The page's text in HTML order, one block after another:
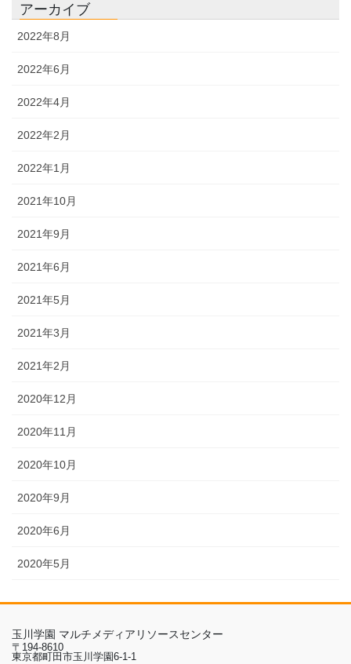
アーカイブ
2022年8月
2022年6月
2022年4月
2022年2月
2022年1月
2021年10月
2021年9月
2021年6月
2021年5月
2021年3月
2021年2月
2020年12月
2020年11月
2020年10月
2020年9月
2020年6月
2020年5月
玉川学園 マルチメディアリソースセンター
〒194-8610
東京都町田市玉川学園6-1-1